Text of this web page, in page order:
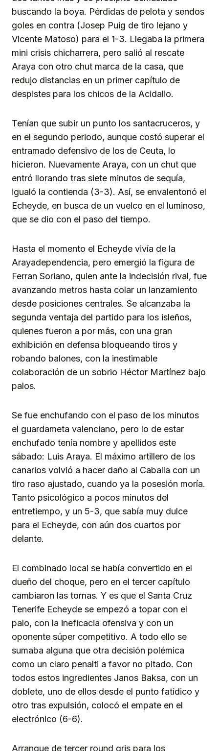
buscando la boya. Pérdidas de pelota y sendos
goles en contra (Josep Puig de tiro lejano y
Vicente Matoso) para el 1-3. Llegaba la primera
mini crisis chicharrera, pero salió al rescate
Araya con otro chut marca de la casa, que
redujo distancias en un primer capítulo de
despistes para los chicos de la Acidalio.
Tenían que subir un punto los santacruceros, y
en el segundo periodo, aunque costó superar el
entramado defensivo de los de Ceuta, lo
hicieron. Nuevamente Araya, con un chut que
entró llorando tras siete minutos de sequía,
igualó la contienda (3-3). Así, se envalentonó el
Echeyde, en busca de un vuelco en el luminoso,
que se dio con el paso del tiempo.
Hasta el momento el Echeyde vivía de la
Arayadependencia, pero emergió la figura de
Ferran Soriano, quien ante la indecisión rival, fue
avanzando metros hasta colar un lanzamiento
desde posiciones centrales. Se alcanzaba la
segunda ventaja del partido para los isleños,
quienes fueron a por más, con una gran
exhibición en defensa bloqueando tiros y
robando balones, con la inestimable
colaboración de un sobrio Héctor Martínez bajo
palos.
Se fue enchufando con el paso de los minutos
el guardameta valenciano, pero lo de estar
enchufado tenía nombre y apellidos este
sábado: Luis Araya. El máximo artillero de los
canarios volvió a hacer daño al Caballa con un
tiro raso ajustado, cuando ya la posesión moría.
Tanto psicológico a pocos minutos del
entretiempo, y un 5-3, que sabía muy dulce
para el Echeyde, con aún dos cuartos por
delante.
El combinado local se había convertido en el
dueño del choque, pero en el tercer capítulo
cambiaron las tornas. Y es que el Santa Cruz
Tenerife Echeyde se empezó a topar con el
palo, con la ineficacia ofensiva y con un
oponente súper competitivo. A todo ello se
sumaba alguna que otra decisión polémica
como un claro penalti a favor no pitado. Con
todos estos ingredientes Janos Baksa, con un
doblete, uno de ellos desde el punto fatídico y
otro tras expulsión, colocó el empate en el
electrónico (6-6).
Arranque de tercer round gris para los